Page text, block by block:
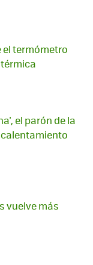
el termómetro
el parón de la
vuelve más